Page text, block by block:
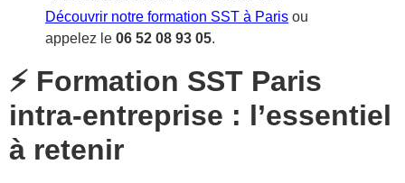
Découvrir notre formation SST à Paris ou
appelez le 06 52 08 93 05.
⚡ Formation SST Paris
intra-entreprise : l’essentiel
à retenir